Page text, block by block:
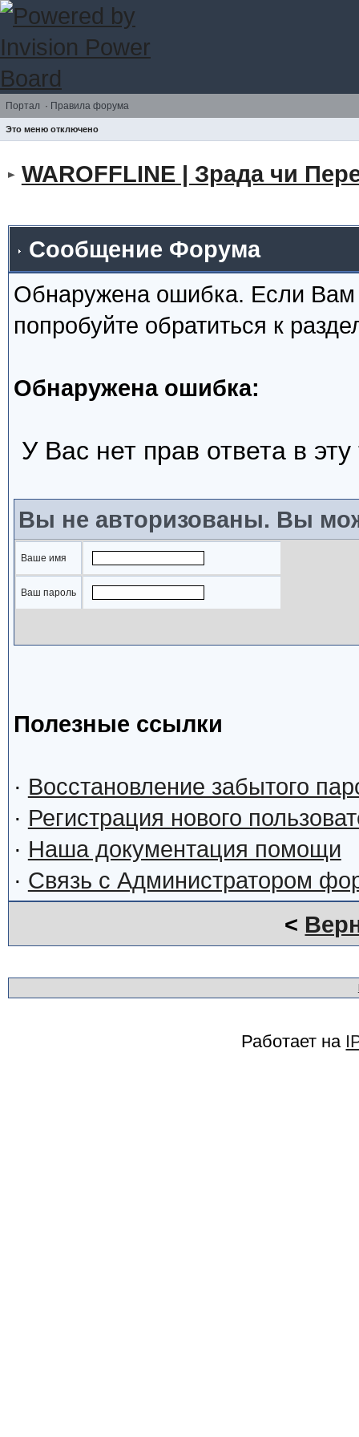
Портал · Правила форума
Это меню отключено
WAROFFLINE | Зрада чи
Сообщение Форума
Обнаружена ошибка. Если
попробуйте обратиться к
Обнаружена ошибка:
У Вас нет прав ответа в
Вы не авторизованы. Вы
Ваше имя
Ваш пароль
Полезные ссылки
· Восстановление забытого
· Регистрация нового
· Наша документация помощи
· Связь с Администратором
<
Работает на